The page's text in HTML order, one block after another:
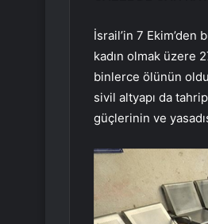
İsrail’in 7 Ekim’den
kadın olmak üzere
binlerce ölünün
sivil altyapı da
güçlerinin ve